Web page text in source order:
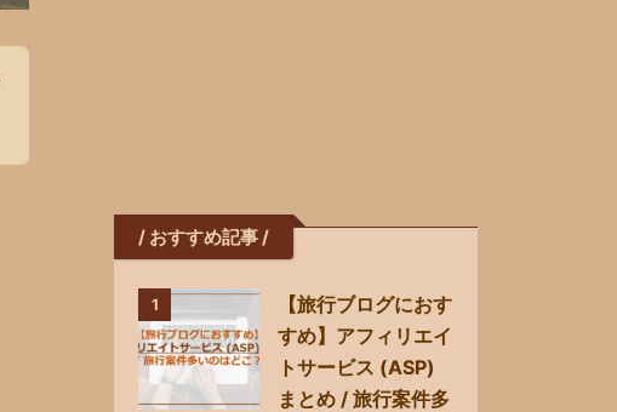
/ おすすめ記事 /
1
【旅行ブログにおす
すめ】アフィリエイ
トサービス (ASP)
まとめ / 旅行案件多